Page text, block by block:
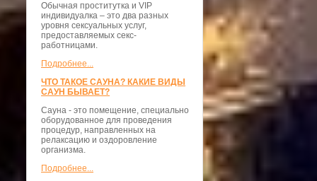
Обычная проститутка и VIP
индивидуалка – это два разных
уровня сексуальных услуг,
предоставляемых секс-
работницами.
Подробнее...
ЧТО ТАКОЕ САУНА? КАКИЕ ВИДЫ
САУН БЫВАЕТ?
Сауна - это помещение, специально
оборудованное для проведения
процедур, направленных на
релаксацию и оздоровление
организма.
Подробнее...